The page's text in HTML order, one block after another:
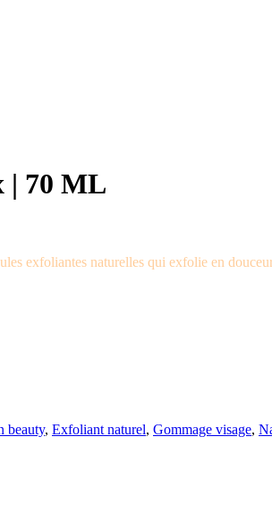
| 70 ML
exfoliantes naturelles qui exfolie en
beauty, Exfoliant naturel, Gommage visage,